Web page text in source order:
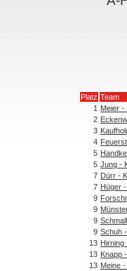
Platz Team
1 Meier -
2
3
4
5
5 Jung -
7 Dürr -
7 Hüger
9
9
9
9 Schuh
13 Hirning
13 Knapp
13 Meine